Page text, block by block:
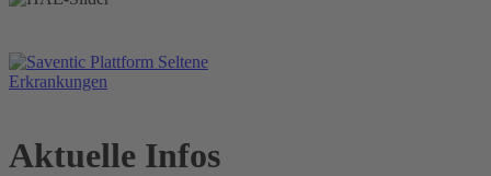
Aktuelle Infos